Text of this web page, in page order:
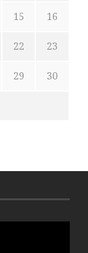
15 16
22 23
29 30